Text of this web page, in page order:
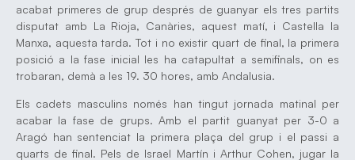
acabat primeres de grup després de guanyar els tres partits
disputat amb La Rioja, Canàries, aquest matí, i Castella la
Manxa, aquesta tarda. Tot i no existir quart de final, la primera
posició a la fase inicial les ha catapultat a semifinals, on es
trobaran, demà a les 19. 30 hores, amb Andalusia.
Els cadets masculins només han tingut jornada matinal per
acabar la fase de grups. Amb el partit guanyat per 3-0 a
Aragó han sentenciat la primera plaça del grup i el passi a
quarts de final. Pels de Israel Martín i Arthur Cohen, jugar la